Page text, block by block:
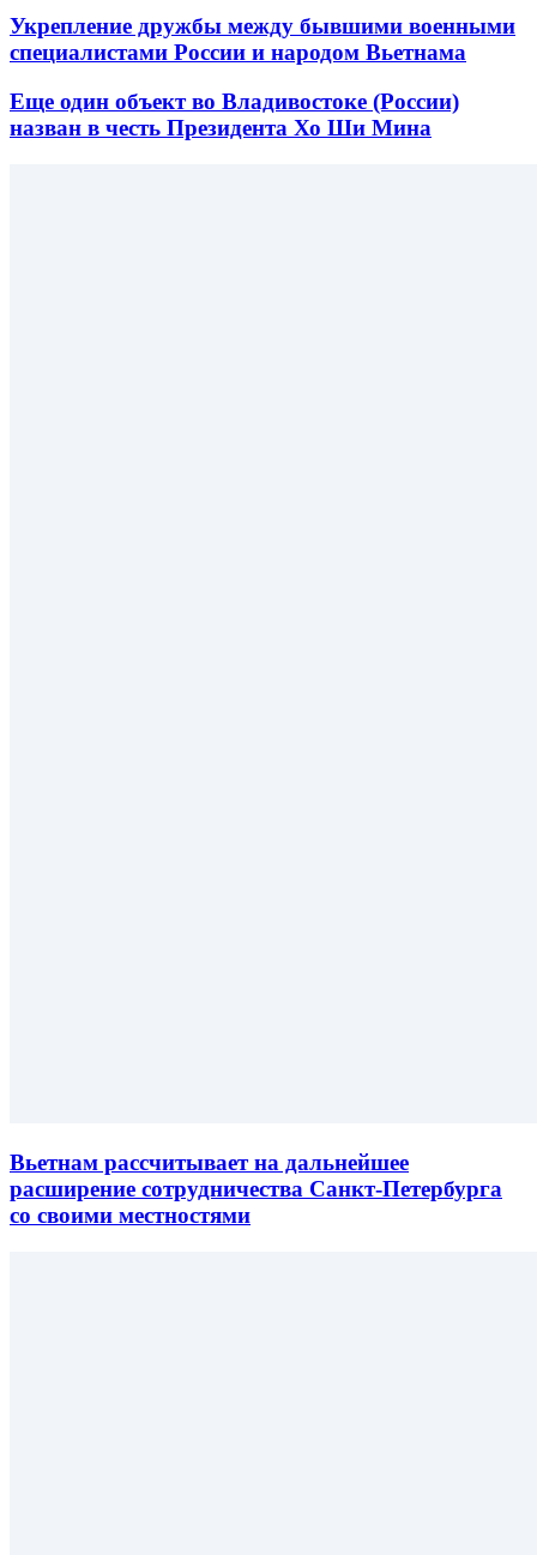
Укрепление дружбы между бывшими военными
специалистами России и народом Вьетнама
Еще один объект во Владивостоке (России)
назван в честь Президента Хо Ши Мина
Вьетнам рассчитывает на дальнейшее
расширение сотрудничества Санкт-Петербурга
со своими местностями